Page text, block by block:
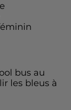
bus au
les bleus à